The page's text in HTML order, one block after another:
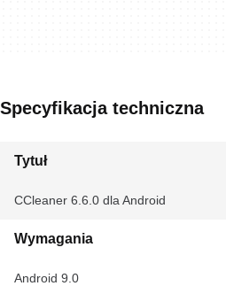
Specyfikacja techniczna
Tytuł
CCleaner 6.6.0 dla Android
Wymagania
Android 9.0